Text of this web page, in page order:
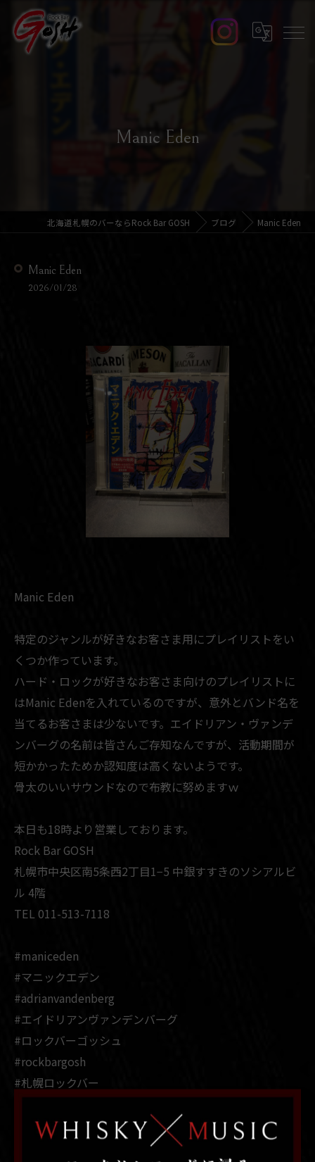
Manic Eden
北海道札幌のバーならRock Bar GOSH ブログ Manic Eden
Manic Eden
2026/01/28
Manic Eden
特定のジャンルが好きなお客さま用にプレイリストをい
くつか作っています。
ハード・ロックが好きなお客さま向けのプレイリストに
はManic Edenを入れているのですが、意外とバンド名を
当てるお客さまは少ないです。エイドリアン・ヴァンデ
ンバーグの名前は皆さんご存知なんですが、活動期間が
短かかったためか認知度は高くないようです。
骨太のいいサウンドなので布教に努めますｗ
本日も18時より営業しております。
Rock Bar GOSH
札幌市中央区南5条西2丁目1−5 中銀すすきのソシアルビ
ル 4階
TEL 011-513-7118
#maniceden
#マニックエデン
#adrianvandenberg
#エイドリアンヴァンデンバーグ
#ロックバーゴッシュ
#rockbargosh
#札幌ロックバー
#札幌レコードバー